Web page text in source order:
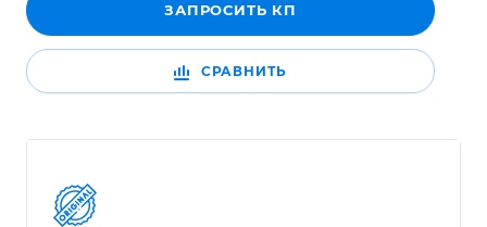
ЗАПРОСИТЬ КП
СРАВНИТЬ